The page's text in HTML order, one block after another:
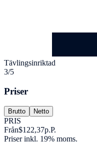
Tävlingsinriktad
3/5
Priser
Brutto Netto
PRIS
Från$122,37p.P.
Priser inkl. 19% moms.